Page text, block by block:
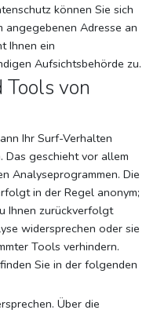
können Sie sich
angegebenen Adresse an
Ihnen ein
Aufsichtsbehörde zu.
von
Ihr Surf-Verhalten
geschieht vor allem
Analyseprogrammen. Die
in der Regel anonym;
Ihnen zurückverfolgt
widersprechen oder sie
Tools verhindern.
Sie in der folgenden
Über die